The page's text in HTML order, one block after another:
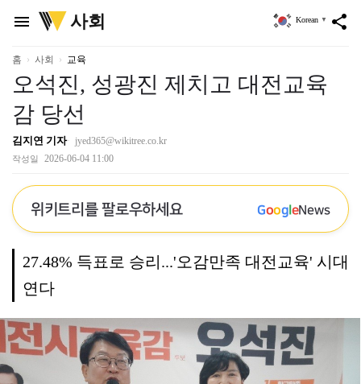
menu
위
키
리
사회 share
Korean ▼
홈 사회 교육
오석진, 성광진 제치고 대전교육
감 당선
김지연 기자 jyed365@wikitree.co.kr
작성일 2026-06-04 11:00
위키트리를 팔로우하세요 GoogleNews
27.48% 득표로 승리...'오감만족 대전교육' 시대
연다